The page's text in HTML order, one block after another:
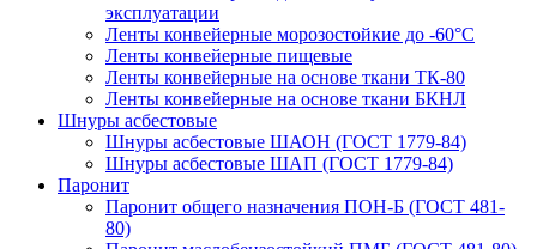
эксплуатации
Ленты конвейерные морозостойкие до -60°С
Ленты конвейерные пищевые
Ленты конвейерные на основе ткани ТК-80
Ленты конвейерные на основе ткани БКНЛ
Шнуры асбестовые
Шнуры асбестовые ШАОН (ГОСТ 1779-84)
Шнуры асбестовые ШАП (ГОСТ 1779-84)
Паронит
Паронит общего назначения ПОН-Б (ГОСТ 481-
80)